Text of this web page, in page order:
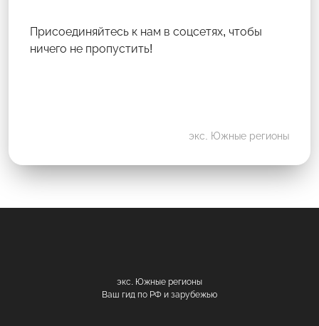
Присоединяйтесь к нам в соцсетях, чтобы
ничего не пропустить!
экс. Южные регионы
экс. Южные регионы
Ваш гид по РФ и зарубежью